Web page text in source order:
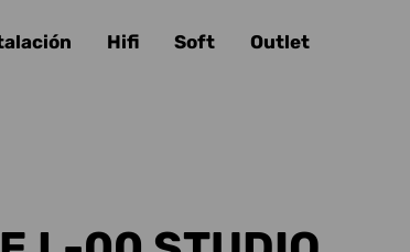
s
g
Hifi Soft
Outlet